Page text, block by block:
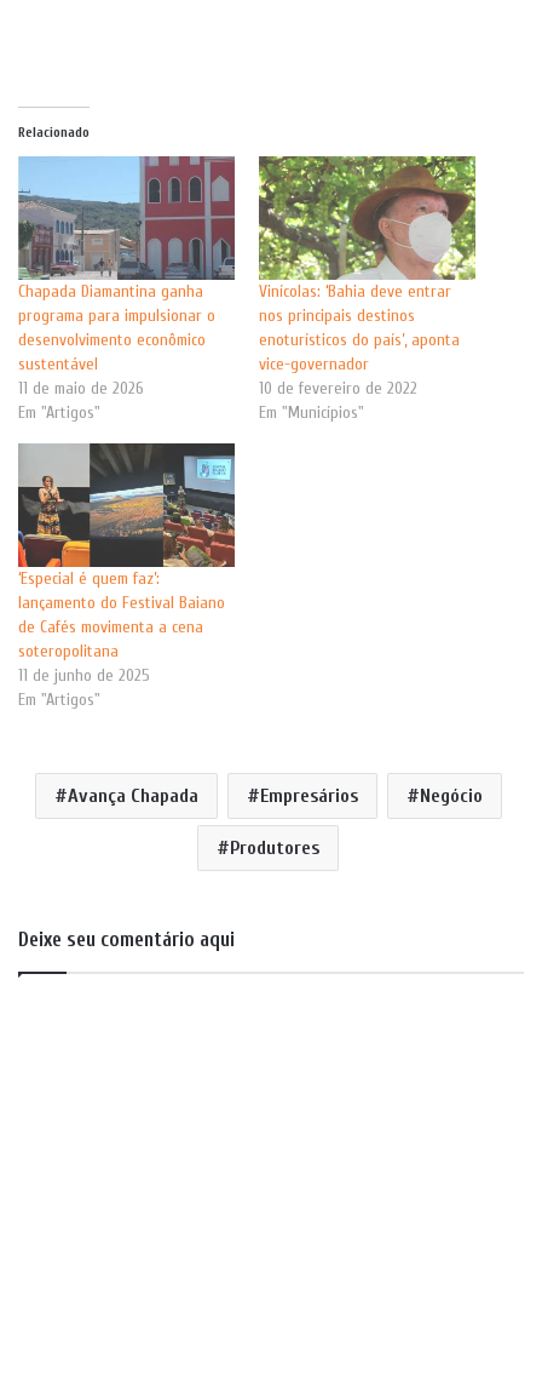
Relacionado
Chapada Diamantina ganha
programa para impulsionar o
desenvolvimento econômico
sustentável
11 de maio de 2026
Em "Artigos"
Vinícolas: ‘Bahia deve entrar
nos principais destinos
enoturísticos do país’, aponta
vice-governador
10 de fevereiro de 2022
Em "Municípios"
‘Especial é quem faz’:
lançamento do Festival Baiano
de Cafés movimenta a cena
soteropolitana
11 de junho de 2025
Em "Artigos"
Avança Chapada Empresários Negócio
Produtores
Deixe seu comentário aqui